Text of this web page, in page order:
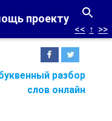
проекту
разбор
слов онлайн
<< ↑ >>